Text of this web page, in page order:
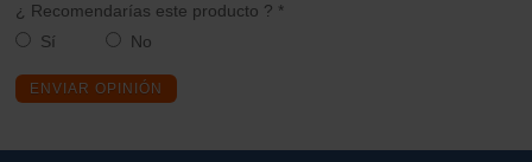
¿ Recomendarías este producto ? *
Sí
No
ENVIAR OPINIÓN